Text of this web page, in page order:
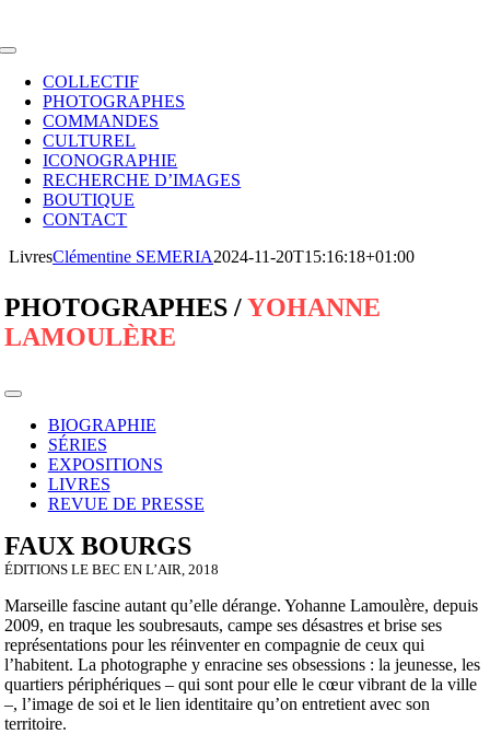
contenu
Toggle
NavigationCOLLECTIF
PHOTOGRAPHES
COMMANDES
CULTUREL
ICONOGRAPHIE
RECHERCHE D’IMAGES
BOUTIQUE
CONTACT
LivresClémentine SEMERIA2024-11-20T15:16:18+01:00
PHOTOGRAPHES /YOHANNE
LAMOULÈRE
Toggle
NavigationBIOGRAPHIE
SÉRIES
EXPOSITIONS
LIVRES
REVUE DE PRESSE
FAUX BOURGS
ÉDITIONS LE BEC EN L’AIR, 2018
Marseille fascine autant qu’elle dérange. Yohanne Lamoulère, depuis
2009, en traque les soubresauts, campe ses désastres et brise ses
représentations pour les réinventer en compagnie de ceux qui
l’habitent. La photographe y enracine ses obsessions : la jeunesse, les
quartiers périphériques – qui sont pour elle le cœur vibrant de la ville
–, l’image de soi et le lien identitaire qu’on entretient avec son
territoire.